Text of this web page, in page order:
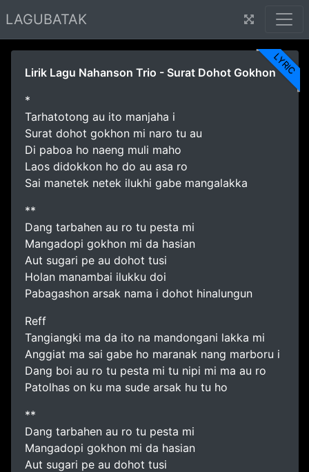
LAGUBATAK
LYRIC
Lirik Lagu Nahanson Trio - Surat Dohot Gokhon
*
Tarhatotong au ito manjaha i
Surat dohot gokhon mi naro tu au
Di paboa ho naeng muli maho
Laos didokkon ho do au asa ro
Sai manetek netek ilukhi gabe mangalakka
**
Dang tarbahen au ro tu pesta mi
Mangadopi gokhon mi da hasian
Aut sugari pe au dohot tusi
Holan manambai ilukku doi
Pabagashon arsak nama i dohot hinalungun
Reff
Tangiangki ma da ito na mandongani lakka mi
Anggiat ma sai gabe ho maranak nang marboru i
Dang boi au ro tu pesta mi tu nipi mi ma au ro
Patolhas on ku ma sude arsak hu tu ho
**
Dang tarbahen au ro tu pesta mi
Mangadopi gokhon mi da hasian
Aut sugari pe au dohot tusi